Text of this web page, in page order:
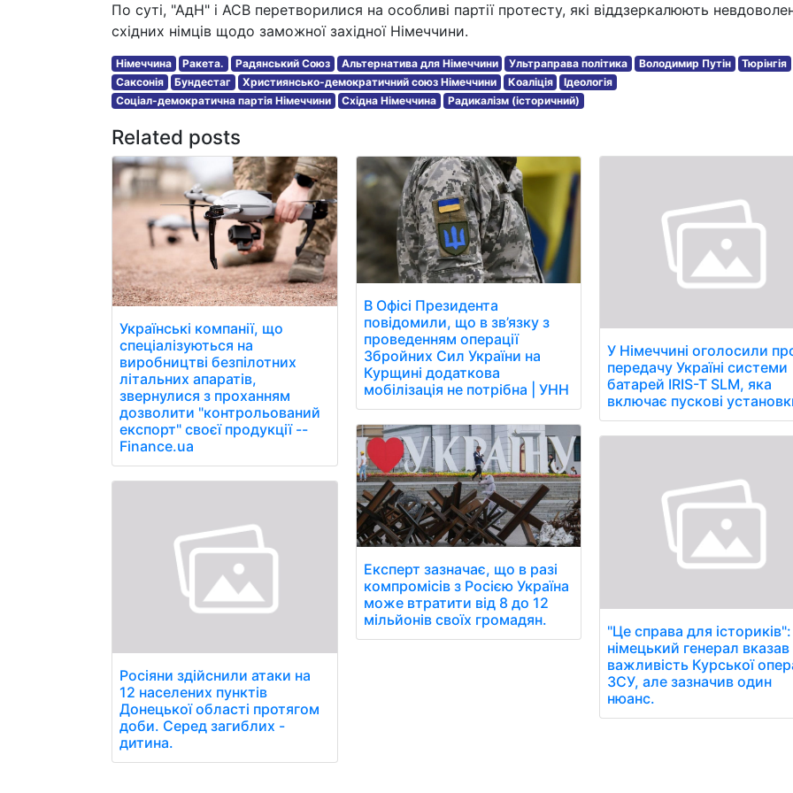
По суті, "АдН" і АСВ перетворилися на особливі партії протесту, які віддзеркалюють
східних німців щодо заможної західної Німеччини.
Німеччина Ракета. Радянський Союз Альтернатива для Німеччини Ультраправа політика Володимир Путін
Тюрінгія
Саксонія
Бундестаг Християнсько-демократичний союз Німеччини Коаліція
Ідеологія
Соціал-демократична партія Німеччини
Східна Німеччина Радикалізм (історичний)
Related posts
Українські компанії, що
спеціалізуються на
виробництві безпілотних
літальних апаратів,
звернулися з проханням
дозволити "контрольований
експорт" своєї продукції --
Finance.ua
Росіяни здійснили атаки на
12 населених пунктів
Донецької області протягом
доби. Серед загиблих -
дитина.
В Офісі Президента
повідомили, що в зв’язку з
проведенням операції
Збройних Сил України на
Курщині додаткова
мобілізація не потрібна | УНН
Експерт зазначає, що в разі
компромісів з Росією Україна
може втратити від 8 до 12
мільйонів своїх громадян.
У Німеччині оголосили
передачу Україні системи
батарей IRIS-T SLM, яка
включає пускові
"Це справа для істориків":
німецький генерал вказав
важливість Курської
ЗСУ, але зазначив один
нюанс.